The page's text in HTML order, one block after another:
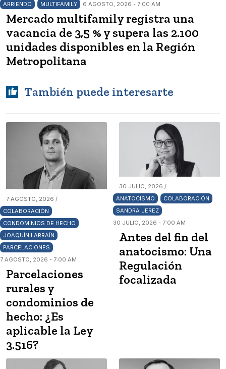
ARRIENDO
MULTIFAMILY 6 AGOSTO, 2026 - 7:00 AM
Mercado multifamily registra una
vacancia de 3,5 % y supera las 2.100
unidades disponibles en la Región
Metropolitana
También puede interesarte
7 AGOSTO, 2026 /
COLABORACIÓN
CONDOMINIOS DE HECHO
JOAQUÍN LARRAÍN
PARCELACIONES
7 AGOSTO, 2026 - 7:00 AM
Parcelaciones
rurales y
condominios de
hecho: ¿Es
aplicable la Ley
3.516?
30 JULIO, 2026 /
ANATOCISMO
COLABORACIÓN
SANDRA JEREZ
30 JULIO, 2026 - 7:00 AM
Antes del fin del
anatocismo: Una
Regulación
focalizada